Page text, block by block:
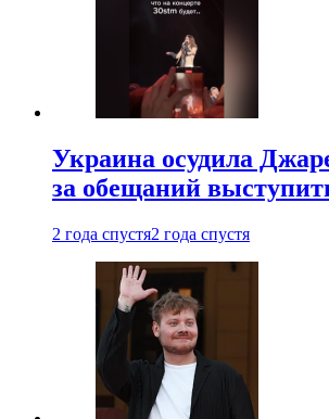
Украина осудила
за обещаний
2 года спустя2 года спустя